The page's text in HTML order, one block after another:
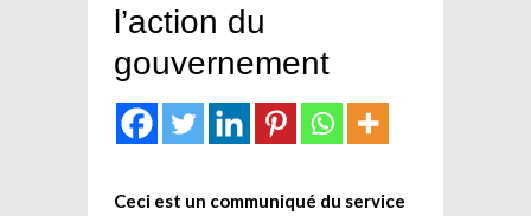
l’action du
gouvernement
Ceci est un communiqué du service